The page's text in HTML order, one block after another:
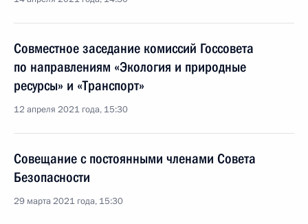
Совместное заседание комиссий Госсовета
по направлениям «Экология и природные
ресурсы» и «Транспорт»
12 апреля 2021 года, 15:30
Совещание с постоянными членами Совета
Безопасности
29 марта 2021 года, 15:30